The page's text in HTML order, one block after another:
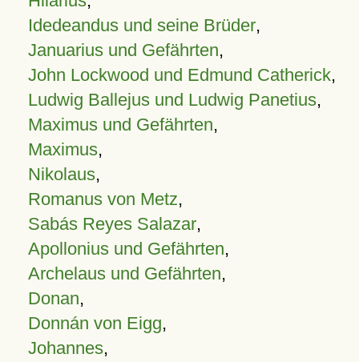
Idedeandus und seine Brüder,
Januarius und Gefährten,
John Lockwood und Edmund Catherick,
Ludwig Ballejus und Ludwig Panetius,
Maximus und Gefährten,
Maximus,
Nikolaus,
Romanus von Metz,
Sabás Reyes Salazar,
Apollonius und Gefährten,
Archelaus und Gefährten,
Donan,
Donnán von Eigg,
Johannes,